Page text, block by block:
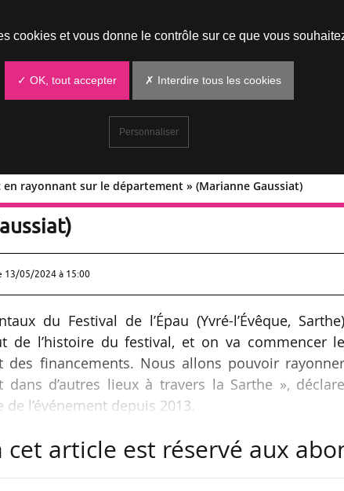
en rayonnant sur le département » (Marianne Gaussiat)
public en rayonnant sur le
13/05/2024 à 15:00
du Festival de l’Épau (Yvré-l’Évêque, Sarthe)
de l’histoire du festival, et on va commencer le
des financements. Nous allons pouvoir rayonner
d’autres lieux à travers la Sarthe », déclare
l’événement depuis 2013.
du 21 au 28/05/2024, Marianne
cet article est réservé aux
cookies et vous donne le contrôle sur ce que vous
✓ OK, tout accepter ✗ Interdire tous les cookies
Personnaliser